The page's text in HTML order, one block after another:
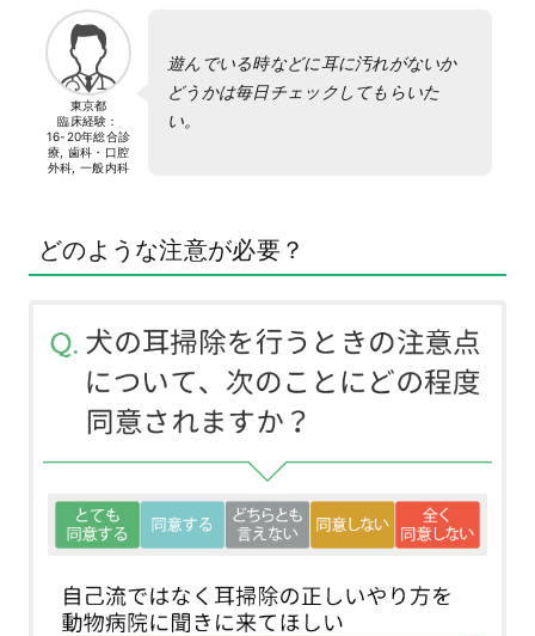
東京都
臨床経験：
16-20年総合診
療, 歯科・口腔
外科, 一般内科
遊んでいる時などに耳に汚れがないか
どうかは毎日チェックしてもらいた
い。
どのような注意が必要？